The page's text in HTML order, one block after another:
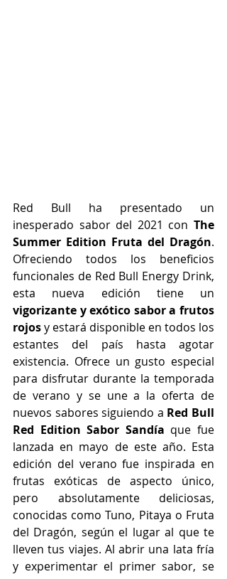
Red Bull ha presentado un
inesperado sabor del 2021 con The
Summer Edition Fruta del Dragón.
Ofreciendo todos los beneficios
funcionales de Red Bull Energy Drink,
vigorizante y exótico sabor a frutos
rojos y estará disponible en todos los
estantes del país hasta agotar
existencia. Ofrece un gusto especial
para disfrutar durante la temporada
de verano y se une a la oferta de
nuevos sabores siguiendo a Red Bull
Red Edition Sabor Sandía que fue
lanzada en mayo de este año. Esta
edición del verano fue inspirada en
frutas exóticas de aspecto único,
pero absolutamente deliciosas,
conocidas como Tuno, Pitaya o Fruta
del Dragón, según el lugar al que te
lleven tus viajes. Al abrir una lata fría
y experimentar el primer sabor, se